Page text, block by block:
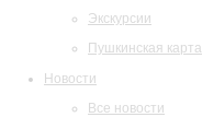
Экскурсии
Пушкинская карта
Новости
Все новости